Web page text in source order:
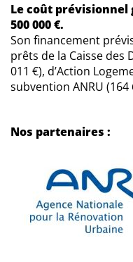
Le coût prévisionnel
500 000 €.
Son financement
prêts de la Caisse des
011 €), d’Action
subvention ANRU (164
Nos partenaires :